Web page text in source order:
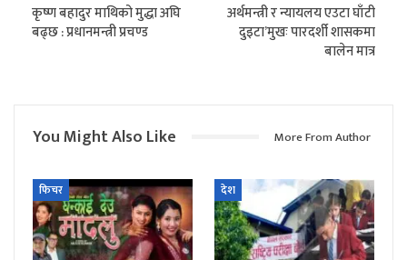
कृष्ण बहादुर माथिको मुद्धा अघि
बढ्छ : प्रधानमन्त्री प्रचण्ड
अर्थमन्त्री र न्यायलय एउटा घाँटी
दुइटा’मुखः पारदर्शी शासकमा
बालेन मात्र
You Might Also Like More From Author
फिचर देश